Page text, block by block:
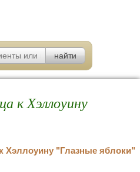
к Хэллоуину